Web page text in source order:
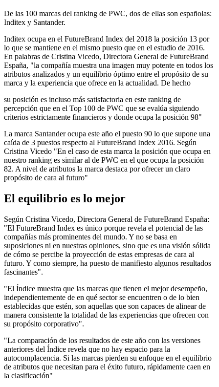
De las 100 marcas del ranking de PWC, dos de ellas son españolas:
Inditex y Santander.
Inditex ocupa en el FutureBrand Index del 2018 la posición 13 por
lo que se mantiene en el mismo puesto que en el estudio de 2016.
En palabras de Cristina Vicedo, Directora General de FutureBrand
España, "la compañía muestra una imagen muy potente en todos los
atributos analizados y un equilibrio óptimo entre el propósito de su
marca y la experiencia que ofrece en la actualidad. De hecho
su posición es incluso más satisfactoria en este ranking de
percepción que en el Top 100 de PWC que se evalúa siguiendo
criterios estrictamente financieros y donde ocupa la posición 98"
La marca Santander ocupa este año el puesto 90 lo que supone una
caída de 3 puestos respecto al FutureBrand Index 2016. Según
Cristina Vicedo "En el caso de esta marca la posición que ocupa en
nuestro ranking es similar al de PWC en el que ocupa la posición
82. A nivel de atributos la marca destaca por ofrecer un claro
propósito de cara al futuro"
El equilibrio es lo mejor
Según Cristina Vicedo, Directora General de FutureBrand España:
"El FutureBrand Index es único porque revela el potencial de las
compañías más prominentes del mundo. Y no se basa en
suposiciones ni en nuestras opiniones, sino que es una visión sólida
de cómo se percibe la proyección de estas empresas de cara al
futuro. Y como siempre, ha puesto de manifiesto algunos resultados
fascinantes".
"El Índice muestra que las marcas que tienen el mejor desempeño,
independientemente de en qué sector se encuentren o de lo bien
establecidas que estén, son aquellas que son capaces de alinear de
manera consistente la totalidad de las experiencias que ofrecen con
su propósito corporativo".
"La comparación de los resultados de este año con las versiones
anteriores del Índice revela que no hay espacio para la
autocomplacencia. Si las marcas pierden su enfoque en el equilibrio
de atributos que necesitan para el éxito futuro, rápidamente caen en
la clasificación"